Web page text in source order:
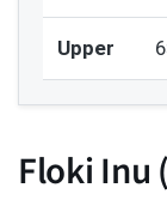
Upper
Floki Inu